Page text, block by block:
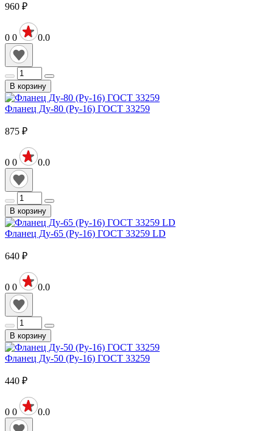
960 ₽
0 0 0.0
В корзину
Фланец Ду-80 (Ру-16) ГОСТ 33259
875 ₽
0 0 0.0
В корзину
Фланец Ду-65 (Ру-16) ГОСТ 33259 LD
640 ₽
0 0 0.0
В корзину
Фланец Ду-50 (Ру-16) ГОСТ 33259
440 ₽
0 0 0.0